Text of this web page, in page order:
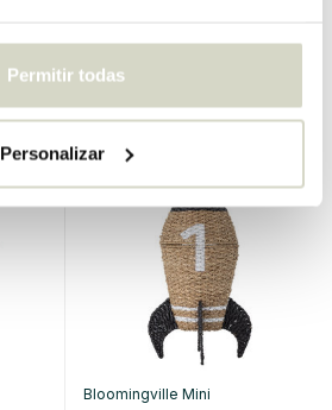
Permitir todas
Personalizar
• En stock
Bloomingville Mini